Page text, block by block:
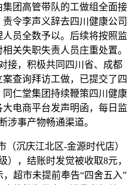
团高管带队的工做组全面接
令李声义辞去四川健康公司
员全数予以。后续将按照监
关失职失责人员庄重处置。
接，积极共同四川省、成都
查询拜访工做，已提交了四
仁堂集团持续鞭策四川健康
电商平台发声明函，每日监
涉事产物畅通渠道。
沉庆江北区-金源时代店）
），结账时发觉被收取8元，
超市未提前奉告“四舍五入”